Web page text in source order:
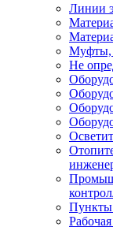
Линии
Муфты,
Не
Пункты